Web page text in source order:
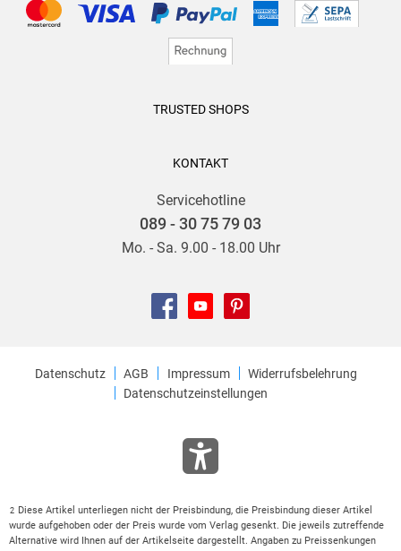
TRUSTED SHOPS
KONTAKT
Servicehotline
089 - 30 75 79 03
Mo. - Sa. 9.00 - 18.00 Uhr
Datenschutz AGB Impressum
Widerrufsbelehrung
Datenschutzeinstellungen
2 Diese Artikel unterliegen nicht der Preisbindung, die Preisbindung dieser Artikel
wurde aufgehoben oder der Preis wurde vom Verlag gesenkt. Die jeweils zutreffende
Alternative wird Ihnen auf der Artikelseite dargestellt. Angaben zu Preissenkungen